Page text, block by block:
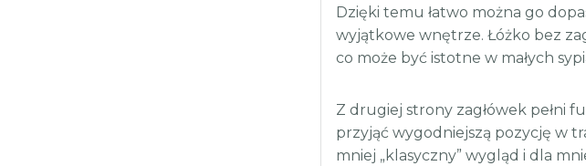
Dzięki temu łatwo można go
wyjątkowe wnętrze. Łóżko bez
co może być istotne w małych
Z drugiej strony zagłówek pełni
przyjąć wygodniejszą pozycję w
mniej „klasyczny” wygląd i dla